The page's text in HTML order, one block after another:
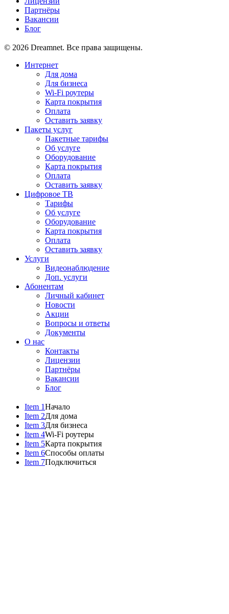
Партнёры
Вакансии
Блог
© 2026 Dreamnet. Все права защищены.
Интернет
Для дома
Для бизнеса
Wi-Fi роутеры
Карта покрытия
Оплата
Оставить заявку
Пакеты услуг
Пакетные тарифы
Об услуге
Оборудование
Карта покрытия
Оплата
Оставить заявку
Цифровое ТВ
Тарифы
Об услуге
Оборудование
Карта покрытия
Оплата
Оставить заявку
Услуги
Видеонаблюдение
Доп. услуги
Абонентам
Личный кабинет
Новости
Акции
Вопросы и ответы
Документы
О нас
Контакты
Лицензии
Партнёры
Вакансии
Блог
Item 1Начало
Item 2Для дома
Item 3Для бизнеса
Item 4Wi-Fi роутеры
Item 5Карта покрытия
Item 6Способы оплаты
Item 7Подключиться